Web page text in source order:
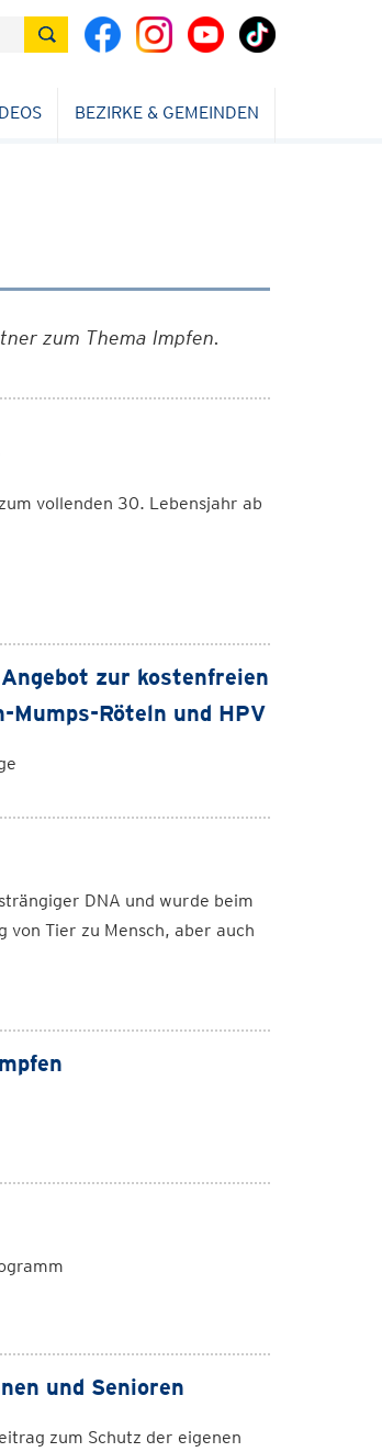
BEZIRKE & GEMEINDEN
zum Thema Impfen.
vollenden 30. Lebensjahr ab
zur kostenfreien
Röteln und HPV
DNA und wurde beim
Tier zu Mensch, aber auch
und Senioren
zum Schutz der eigenen